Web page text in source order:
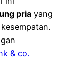
pria yang
& co.